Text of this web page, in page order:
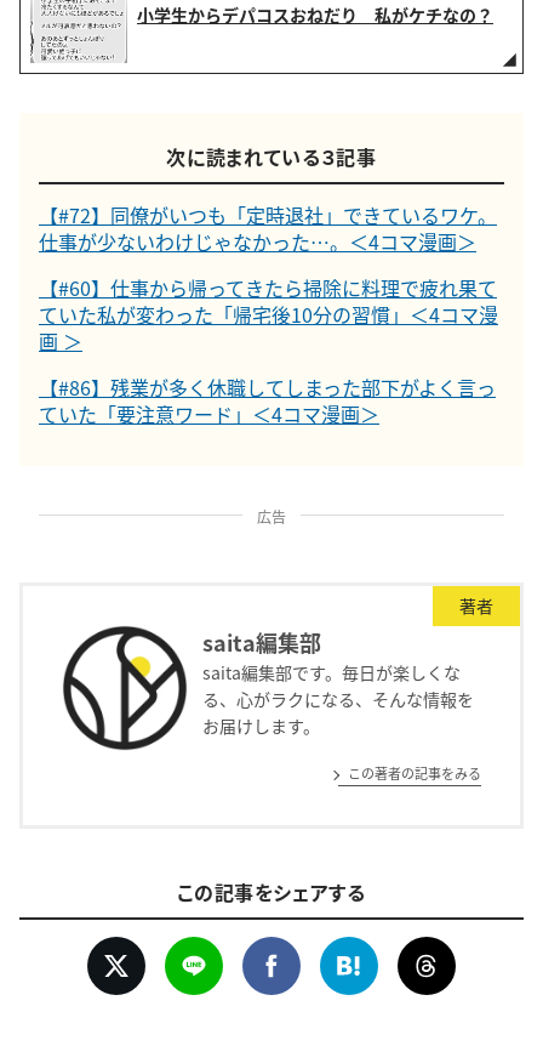
小学生からデパコスおねだり 私がケチなの？
次に読まれている３記事
【#72】同僚がいつも「定時退社」できているワケ。
仕事が少ないわけじゃなかった…。＜4コマ漫画＞
【#60】仕事から帰ってきたら掃除に料理で疲れ果て
ていた私が変わった「帰宅後10分の習慣」＜4コマ漫
画 ＞
【#86】残業が多く休職してしまった部下がよく言っ
ていた「要注意ワード」＜4コマ漫画＞
広告
著者
saita編集部
saita編集部です。毎日が楽しくな
る、心がラクになる、そんな情報を
お届けします。
この著者の記事をみる
この記事をシェアする